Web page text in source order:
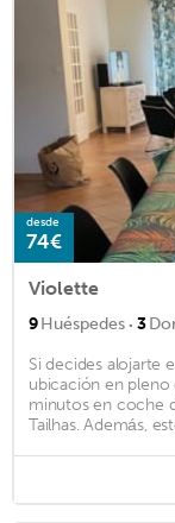
desde
74€
Violette
9Huéspedes · 3
Si decides alojarte
ubicación en
minutos en coche
Tailhas. Además,